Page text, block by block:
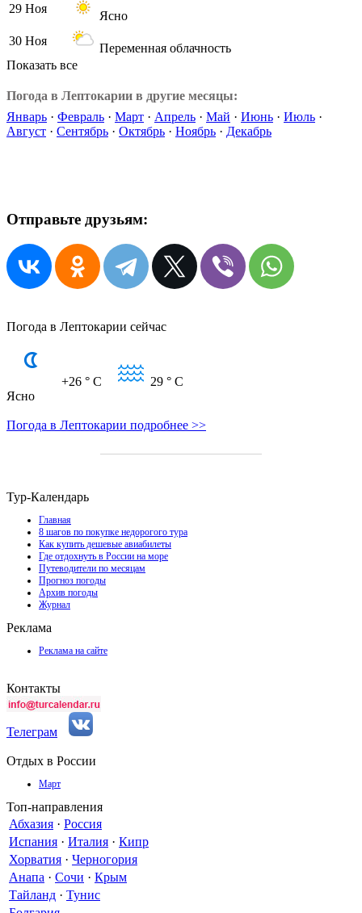
29 Ноя
Ясно
30 Ноя
Переменная облачность
Показать все
Погода в Лептокарии в другие месяцы:
Январь · Февраль · Март · Апрель · Май · Июнь · Июль ·
Август · Сентябрь · Октябрь · Ноябрь · Декабрь
Отправьте друзьям:
Погода в Лептокарии сейчас
+26 ° C 29 ° C
Ясно
Погода в Лептокарии подробнее >>
Тур-Календарь
Главная
8 шагов по покупке недорогого тура
Как купить дешевые авиабилеты
Где отдохнуть в России на море
Путеводители по месяцам
Прогноз погоды
Архив погоды
Журнал
Реклама
Реклама на сайте
Контакты
Телеграм
Отдых в России
Март
Топ-направления
Абхазия · Россия
Испания · Италия · Кипр
Хорватия · Черногория
Анапа · Сочи · Крым
Тайланд · Тунис